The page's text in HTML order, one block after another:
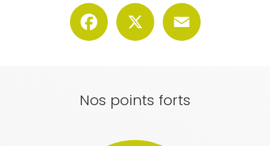
Facebook
Nos points forts